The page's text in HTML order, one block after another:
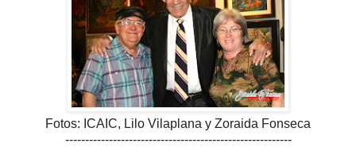
Fotos: ICAIC, Lilo Vilaplana y Zoraida Fonseca
---------------------------------------------------------